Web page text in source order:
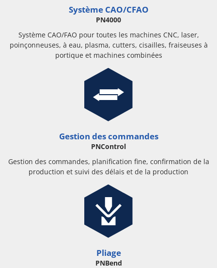
Système CAO/CFAO
PN4000
Système CAO/FAO pour toutes les machines CNC, laser,
poinçonneuses, à eau, plasma, cutters, cisailles, fraiseuses à
portique et machines combinées
Gestion des commandes
PNControl
Gestion des commandes, planification fine, confirmation de la
production et suivi des délais et de la production
Pliage
PNBend